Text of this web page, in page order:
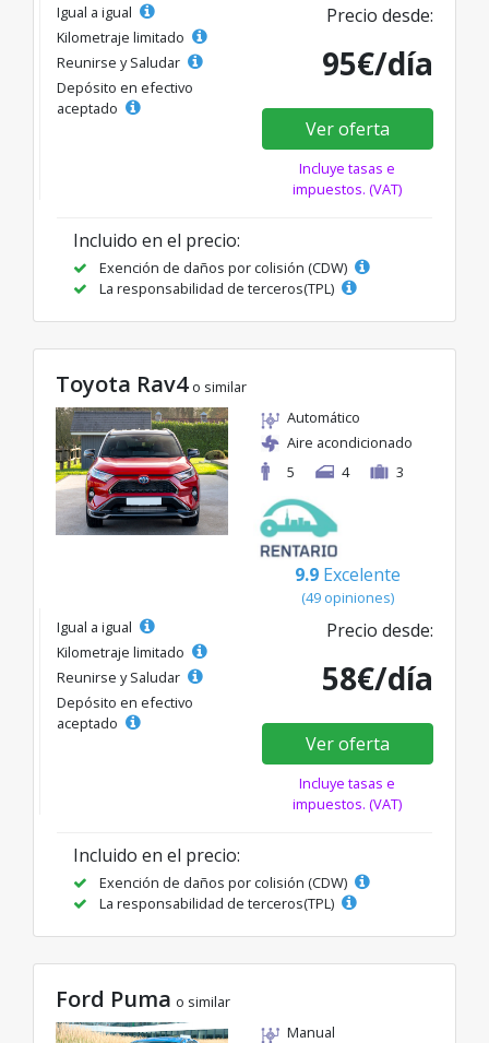
Igual a igual
Kilometraje limitado
Reunirse y Saludar
Depósito en efectivo
aceptado
Precio desde:
95€/día
Ver oferta
Incluye tasas e
impuestos. (VAT)
Incluido en el precio:
Exención de daños por colisión (CDW)
La responsabilidad de terceros(TPL)
Toyota Rav4 o similar
Automático
Aire acondicionado
5
4 3
9.9 Excelente
(49 opiniones)
Igual a igual
Kilometraje limitado
Reunirse y Saludar
Depósito en efectivo
aceptado
Precio desde:
58€/día
Ver oferta
Incluye tasas e
impuestos. (VAT)
Incluido en el precio:
Exención de daños por colisión (CDW)
La responsabilidad de terceros(TPL)
Ford Puma o similar
Manual